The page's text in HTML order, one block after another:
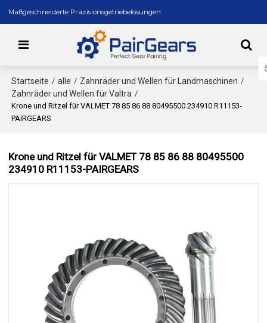
Maßgeschneiderte Präzisionsgetriebelösungen
Startseite / alle / Zahnräder und Wellen für Landmaschinen /
Zahnräder und Wellen für Valtra /
Krone und Ritzel für VALMET 78 85 86 88 80495500 234910 R11153-
PAIRGEARS
Krone und Ritzel für VALMET 78 85 86 88 80495500
234910 R11153-PAIRGEARS